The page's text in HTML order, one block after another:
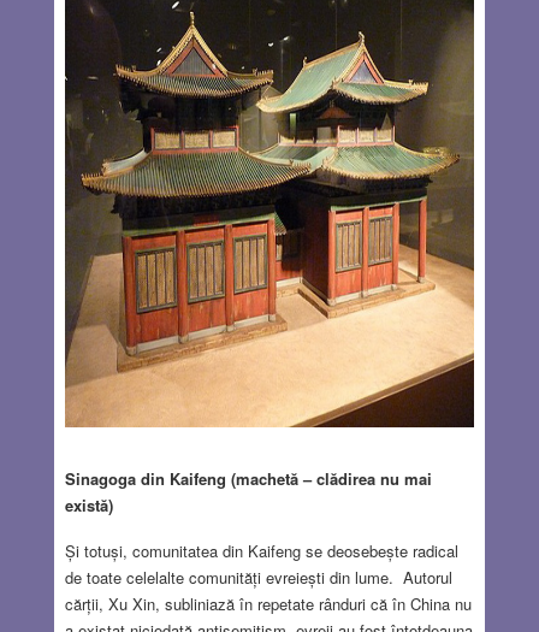
Sinagoga din Kaifeng (machetă – clădirea nu mai
există)
Și totuși, comunitatea din Kaifeng se deosebește radical
de toate celelalte comunități evreiești din lume. Autorul
cărții, Xu Xin, subliniază în repetate rânduri că în China nu